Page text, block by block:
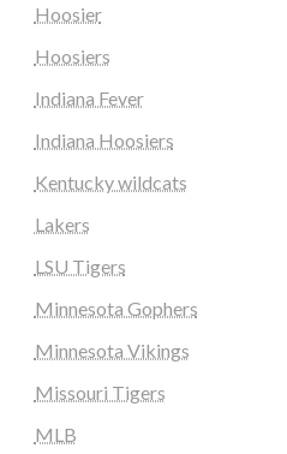
Hoosier
Hoosiers
Indiana Fever
Indiana Hoosiers
Kentucky wildcats
Lakers
LSU Tigers
Minnesota Gophers
Minnesota Vikings
Missouri Tigers
MLB